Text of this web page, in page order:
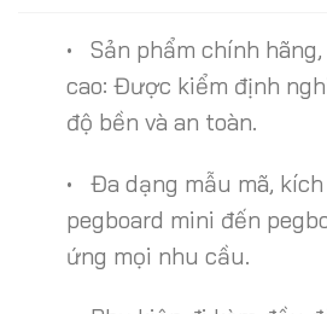
• Sản phẩm chính
cao: Được kiểm định
độ bền và an toàn.
• Đa dạng mẫu mã,
pegboard mini đến
ứng mọi nhu cầu.